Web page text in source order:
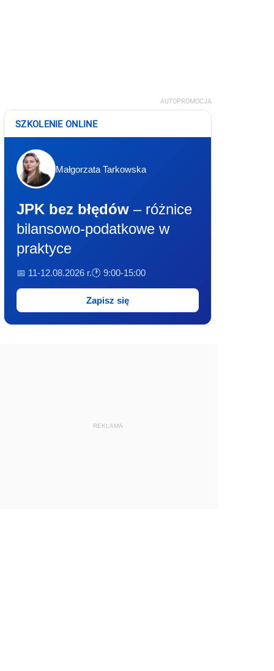
AUTOPROMOCJA
SZKOLENIE ONLINE
Małgorzata Tarkowska
JPK bez błędów – różnice
bilansowo-podatkowe w
praktyce
📅 11-12.08.2026 r.🕐 9:00-15:00
Zapisz się
REKLAMA